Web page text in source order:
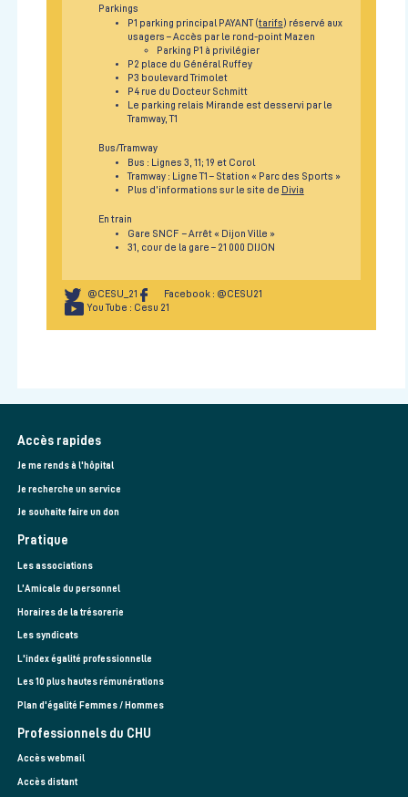
Parkings
P1 parking principal PAYANT (tarifs) réservé aux
usagers – Accès par le rond-point Mazen
Parking P1 à privilégier
P2 place du Général Ruffey
P3 boulevard Trimolet
P4 rue du Docteur Schmitt
Le parking relais Mirande est desservi par le
Tramway, T1
Bus/Tramway
Bus : Lignes 3, 11; 19 et Corol
Tramway : Ligne T1 – Station « Parc des Sports »
Plus d’informations sur le site de Divia
En train
Gare SNCF – Arrêt « Dijon Ville »
31, cour de la gare – 21 000 DIJON
@CESU_21
Facebook : @CESU21
You Tube : Cesu 21
Accès rapides
Je me rends à l'hôpital
Je recherche un service
Je souhaite faire un don
Pratique
Les associations
L’Amicale du personnel
Horaires de la trésorerie
Les syndicats
L'index égalité professionnelle
Les 10 plus hautes rémunérations
Plan d'égalité Femmes / Hommes
Professionnels du CHU
Accès webmail
Accès distant